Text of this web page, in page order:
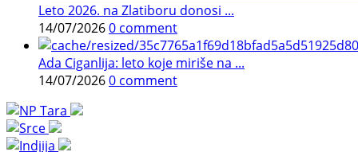
Leto 2026. na Zlatiboru donosi ...
14/07/20260 comment
Ada Ciganlija: leto koje miriše na ...
14/07/20260 comment